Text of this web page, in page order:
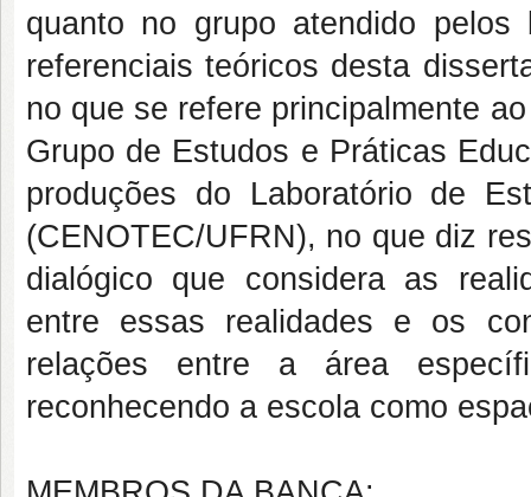
quanto no grupo atendido
referenciais teóricos desta
no que se refere principalmente
Grupo de Estudos e Práticas
produções do Laboratório de
(CENOTEC/UFRN), no que diz
dialógico que considera as
entre essas realidades e os
relações entre a área
reconhecendo a escola como